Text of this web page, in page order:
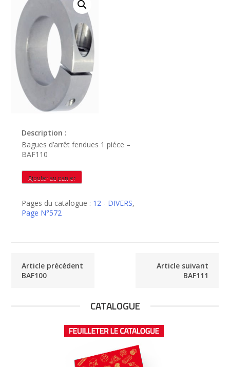
Description :
Bagues d’arrêt fendues 1 piéce –
BAF110
quantité
de
Ajouter au panier
Pages du catalogue : 12 - DIVERS,
Page N°572
Article précédent
BAF100
Article suivant
BAF111
CATALOGUE